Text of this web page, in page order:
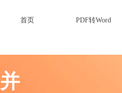
首页 PDF转Word